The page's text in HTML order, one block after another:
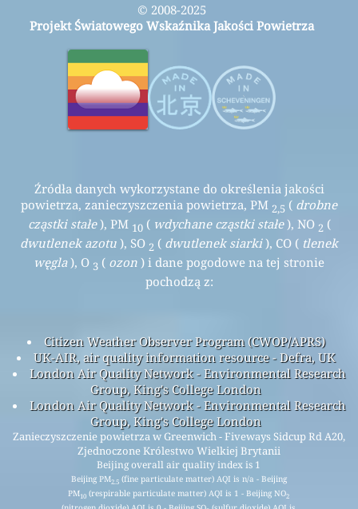
© 2008-2025
Projekt Światowego Wskaźnika Jakości Powietrza
Źródła danych wykorzystane do określenia jakości
powietrza, zanieczyszczenia powietrza, PM 2,5 ( drobne
cząstki stałe), PM 10( wdychane cząstki stałe), NO 2 (
dwutlenek azotu ), SO 2 ( dwutlenek siarki), CO ( tlenek
węgla), O 3 ( ozon ) i dane pogodowe na tej stronie
pochodzą z:
Citizen Weather Observer Program (CWOP/APRS)
UK-AIR, air quality information resource - Defra, UK
London Air Quality Network - Environmental Research
Group, King's College London
London Air Quality Network - Environmental Research
Group, King's College London
Zanieczyszczenie powietrza w Greenwich - Fiveways Sidcup Rd A20,
Zjednoczone Królestwo Wielkiej Brytanii
Beijing overall air quality index is 1
Beijing PM2.5(fine particulate matter) AQI is n/a - Beijing
PM10 (respirable particulate matter) AQI is 1 - Beijing NO2